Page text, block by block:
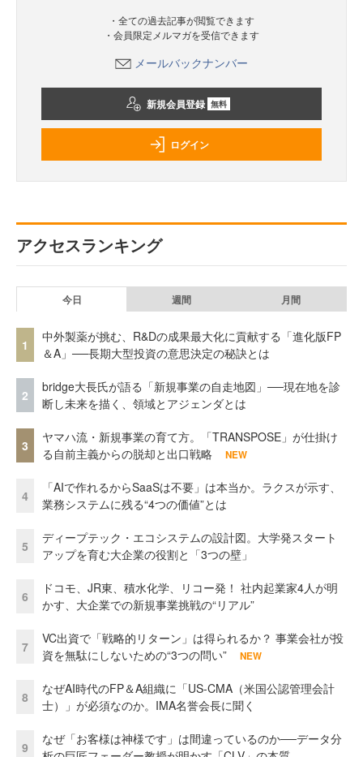
・全ての過去記事が閲覧できます
・会員限定メルマガを受信できます
メールバックナンバー
新規会員登録 無料
ログイン
アクセスランキング
今日 週間 月間
1
中外製薬が挑む、R&Dの成果最大化に貢献する「進化版FP
＆A」──長期大型投資の意思決定の秘訣とは
2
bridge大長氏が語る「新規事業の自走地図」──現在地を診
断し未来を描く、領域とアジェンダとは
3
ヤマハ流・新規事業の育て方。「TRANSPOSE」が仕掛け
る自前主義からの脱却と出口戦略
NEW
4
「AIで作れるからSaaSは不要」は本当か。ラクスが示す、
業務システムに残る“4つの価値”とは
5
ディープテック・エコシステムの設計図。大学発スタート
アップを育む大企業の役割と「3つの壁」
6
ドコモ、JR東、積水化学、リコー発！ 社内起業家4人が明
かす、大企業での新規事業挑戦の“リアル”
7
VC出資で「戦略的リターン」は得られるか？ 事業会社が投
資を無駄にしないための“3つの問い”
NEW
8
なぜAI時代のFP＆A組織に「US-CMA（米国公認管理会計
士）」が必須なのか。IMA名誉会長に聞く
9
なぜ「お客様は神様です」は間違っているのか──データ分